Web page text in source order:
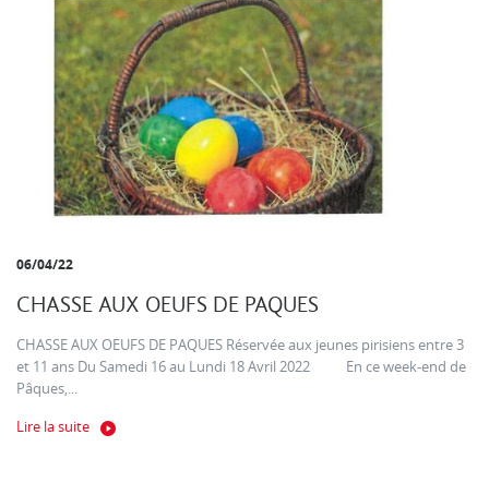
06/04/22
CHASSE AUX OEUFS DE PAQUES
CHASSE AUX OEUFS DE PAQUES Réservée aux jeunes pirisiens entre 3
et 11 ans Du Samedi 16 au Lundi 18 Avril 2022 En ce week-end de
Pâques,...
Lire la suite